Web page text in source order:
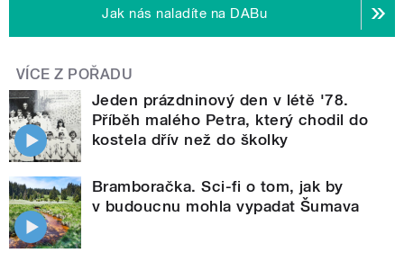
Jak nás naladíte na DABu
VÍCE Z POŘADU
Jeden prázdninový den v létě '78.
Příběh malého Petra, který chodil do
kostela dřív než do školky
Bramboračka. Sci-fi o tom, jak by
v budoucnu mohla vypadat Šumava